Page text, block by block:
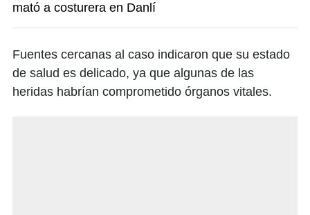
mató a costurera en Danlí
Fuentes cercanas al caso indicaron que su estado
de salud es delicado, ya que algunas de las
heridas habrían comprometido órganos vitales.